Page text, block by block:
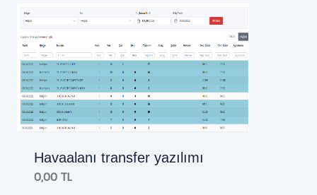
Havaalanı transfer yazılımı
0,00 TL